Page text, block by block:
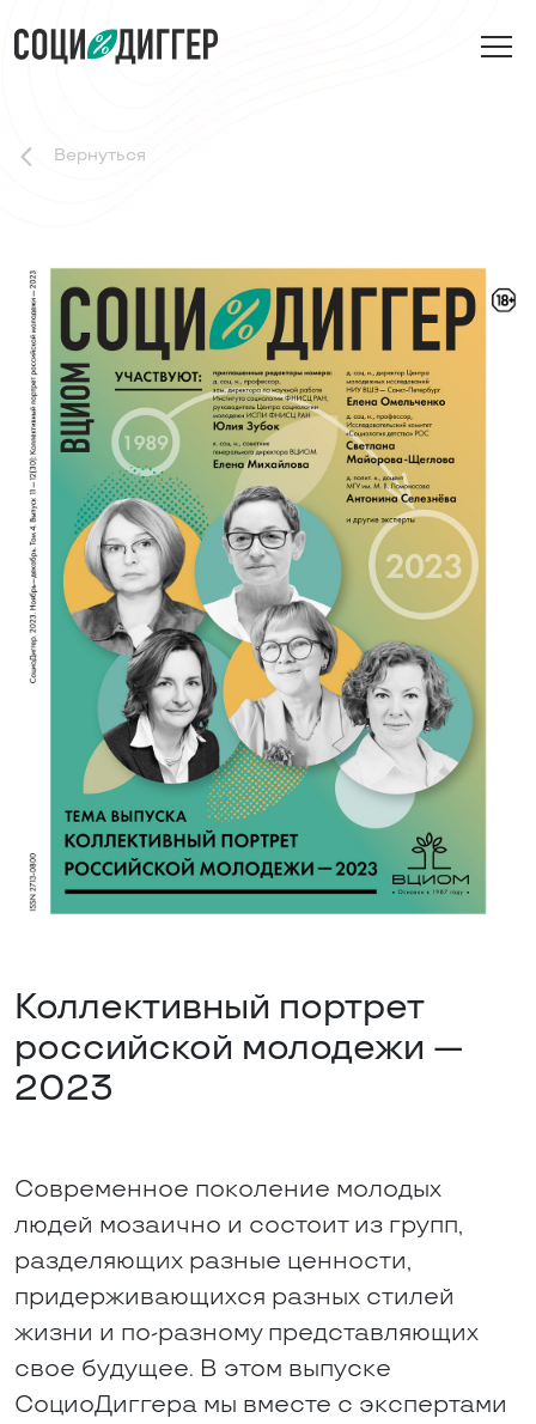
Вернуться
Коллективный портрет
российской молодежи —
2023
Современное поколение молодых
людей мозаично и состоит из групп,
разделяющих разные ценности,
придерживающихся разных стилей
жизни и по-разному представляющих
свое будущее. В этом выпуске
СоциоДиггера мы вместе с экспертами